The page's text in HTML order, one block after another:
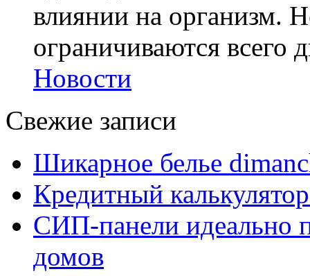
влиянии на организм.
ограничиваются всего
Новости
Свежие записи
Шикарное белье
Кредитный
СИП-панели идеально
домов